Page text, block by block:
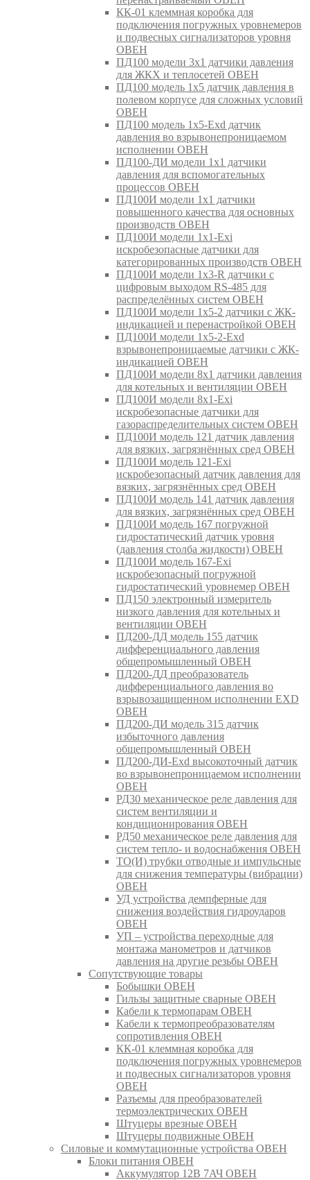
КК-01 клеммная коробка для
подключения погружных уровнемеров
и подвесных сигнализаторов уровня
ОВЕН
ПД100 модели 3х1 датчики давления
для ЖКХ и теплосетей ОВЕН
ПД100 модель 1х5 датчик давления в
полевом корпусе для сложных условий
ОВЕН
ПД100 модель 1х5-Exd датчик
давления во взрывонепроницаемом
исполнении ОВЕН
ПД100-ДИ модели 1х1 датчики
давления для вспомогательных
процессов ОВЕН
ПД100И модели 1х1 датчики
повышенного качества для основных
производств ОВЕН
ПД100И модели 1х1-Exi
искробезопасные датчики для
категорированных производств ОВЕН
ПД100И модели 1х3-R датчики с
цифровым выходом RS-485 для
распределённых систем ОВЕН
ПД100И модели 1х5-2 датчики с ЖК-
индикацией и перенастройкой ОВЕН
ПД100И модели 1х5-2-Exd
взрывонепроницаемые датчики с ЖК-
индикацией ОВЕН
ПД100И модели 8х1 датчики давления
для котельных и вентиляции ОВЕН
ПД100И модели 8х1-Exi
искробезопасные датчики для
газораспределительных систем ОВЕН
ПД100И модель 121 датчик давления
для вязких, загрязнённых сред ОВЕН
ПД100И модель 121-Exi
искробезопасный датчик давления для
вязких, загрязнённых сред ОВЕН
ПД100И модель 141 датчик давления
для вязких, загрязнённых сред ОВЕН
ПД100И модель 167 погружной
гидростатический датчик уровня
(давления столба жидкости) ОВЕН
ПД100И модель 167-Exi
искробезопасный погружной
гидростатический уровнемер ОВЕН
ПД150 электронный измеритель
низкого давления для котельных и
вентиляции ОВЕН
ПД200-ДД модель 155 датчик
дифференциального давления
общепромышленный ОВЕН
ПД200-ДД преобразователь
дифференциального давления во
взрывозащищенном исполнении EXD
ОВЕН
ПД200-ДИ модель 315 датчик
избыточного давления
общепромышленный ОВЕН
ПД200-ДИ-Exd высокоточный датчик
во взрывонепроницаемом исполнении
ОВЕН
РД30 механическое реле давления для
систем вентиляции и
кондиционирования ОВЕН
РД50 механическое реле давления для
систем тепло- и водоснабжения ОВЕН
ТО(И) трубки отводные и импульсные
для снижения температуры (вибрации)
ОВЕН
УД устройства демпферные для
снижения воздействия гидроударов
ОВЕН
УП – устройства переходные для
монтажа манометров и датчиков
давления на другие резьбы ОВЕН
Сопутствующие товары
Бобышки ОВЕН
Гильзы защитные сварные ОВЕН
Кабели к термопарам ОВЕН
Кабели к термопреобразователям
сопротивления ОВЕН
КК-01 клеммная коробка для
подключения погружных уровнемеров
и подвесных сигнализаторов уровня
ОВЕН
Разъемы для преобразователей
термоэлектрических ОВЕН
Штуцеры врезные ОВЕН
Штуцеры подвижные ОВЕН
Силовые и коммутационные устройства ОВЕН
Блоки питания ОВЕН
Аккумулятор 12В 7АЧ ОВЕН